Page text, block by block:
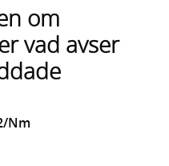
om
vad avser
Nm